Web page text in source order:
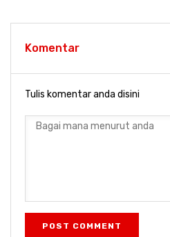
Komentar
Tulis komentar anda disini
POST COMMENT